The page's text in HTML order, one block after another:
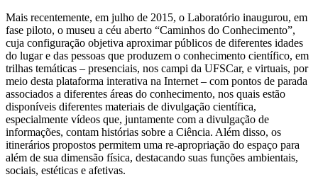
Mais recentemente, em julho de 2015, o Laboratório inaugurou, em
fase piloto, o museu a céu aberto “Caminhos do Conhecimento”,
cuja configuração objetiva aproximar públicos de diferentes idades
do lugar e das pessoas que produzem o conhecimento científico, em
trilhas temáticas – presenciais, nos campi da UFSCar, e virtuais, por
meio desta plataforma interativa na Internet – com pontos de parada
associados a diferentes áreas do conhecimento, nos quais estão
disponíveis diferentes materiais de divulgação científica,
especialmente vídeos que, juntamente com a divulgação de
informações, contam histórias sobre a Ciência. Além disso, os
itinerários propostos permitem uma re-apropriação do espaço para
além de sua dimensão física, destacando suas funções ambientais,
sociais, estéticas e afetivas.